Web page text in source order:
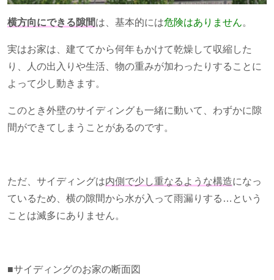
横方向にできる隙間は、基本的には危険はありません。
実はお家は、建ててから何年もかけて乾燥して収縮した
り、人の出入りや生活、物の重みが加わったりすることに
よって少し動きます。
このとき外壁のサイディングも一緒に動いて、わずかに隙
間ができてしまうことがあるのです。
ただ、サイディングは内側で少し重なるような構造になっ
ているため、横の隙間から水が入って雨漏りする…という
ことは滅多にありません。
■サイディングのお家の断面図